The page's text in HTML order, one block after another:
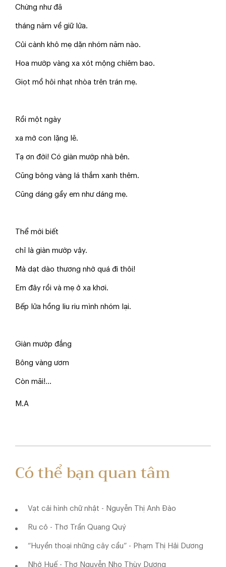
Chừng như đã
tháng năm về giữ lửa.
Củi cành khô mẹ dặn nhóm năm nào.
Hoa mướp vàng xa xót mộng chiêm bao.
Giọt mồ hôi nhạt nhòa trên trán mẹ.
Rồi một ngày
xa mờ con lặng lẽ.
Tạ ơn đời! Có giàn mướp nhà bên.
Cũng bông vàng lá thắm xanh thêm.
Cũng dáng gầy em như dáng mẹ.
Thể mới biết
chỉ là giàn mướp vậy.
Mà dạt dào thương nhớ quá đi thôi!
Em đây rồi và mẹ ở xa khơi.
Bếp lửa hồng liu riu mình nhóm lại.
Giàn mướp đắng
Bông vàng ươm
Còn mãi!...
M.A
Có thể bạn quan tâm
Vạt cải hình chữ nhật - Nguyễn Thị Anh Đào
Ru cỏ - Thơ Trần Quang Quý
“Huyền thoại những cây cầu” - Phạm Thị Hải Dương
Nhớ Huế - Thơ Nguyễn Nho Thùy Dương